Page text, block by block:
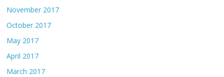
November 2017
October 2017
May 2017
April 2017
March 2017